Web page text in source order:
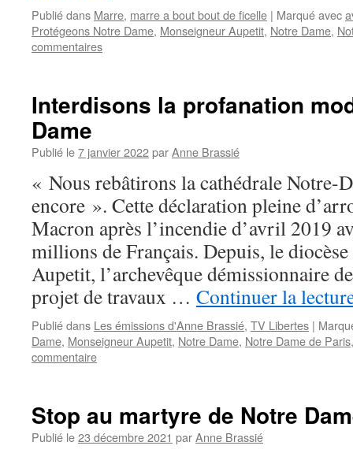
Publié dans Marre, marre a bout bout de ficelle | Marqué avec
Protégeons Notre Dame, Monseigneur Aupetit, Notre Dame,
commentaires
Interdisons la profanation
Dame
Publié le7 janvier 2022parAnne Brassié
« Nous rebâtirons la cathédrale Notre-
encore ». Cette déclaration pleine
Macron après l’incendie d’avril 2019
millions de Français. Depuis, le
Aupetit, l’archevêque démissionnaire
projet de travaux … Continuer la
Publié dans Les émissions d'Anne Brassié, TV Libertes |
Dame, Monseigneur Aupetit, Notre Dame, Notre Dame de Paris
commentaire
Stop au martyre de Notre
Publié le23 décembre 2021 parAnne Brassié